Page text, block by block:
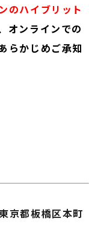
のハイブリット
オンラインでの
らかじめご承知
京都板橋区本町